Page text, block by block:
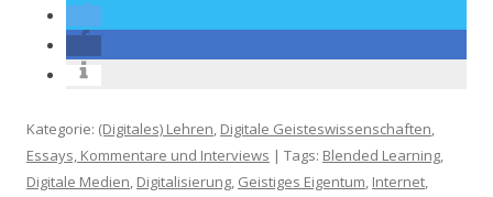
Kategorie: (Digitales) Lehren, Digitale Geisteswissenschaften,
Essays, Kommentare und Interviews | Tags: Blended Learning,
Digitale Medien, Digitalisierung, Geistiges Eigentum, Internet,